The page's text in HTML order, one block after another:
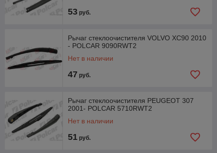
53 руб.
Рычаг стеклоочистителя VOLVO XC90 2010
- POLCAR 9090RWT2
Нет в наличии
47 руб.
Рычаг стеклоочистителя PEUGEOT 307
2001- POLCAR 5710RWT2
Нет в наличии
51 руб.